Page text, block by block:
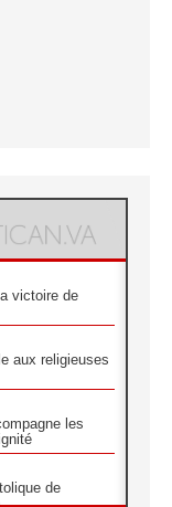
victoire de
aux religieuses
les
de